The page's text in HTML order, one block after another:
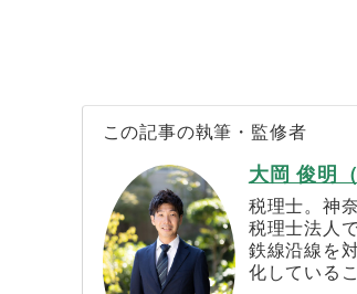
この記事の執筆・監修者
大岡 俊明
税理士。神
税理士法人
鉄線沿線を
化している